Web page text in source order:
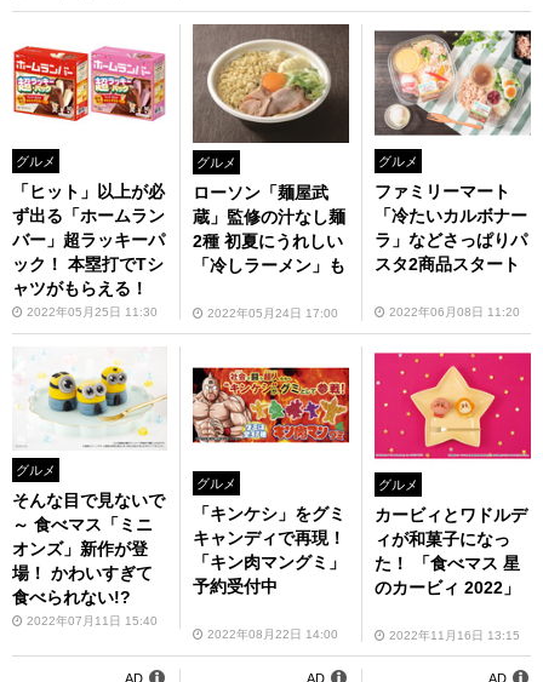
グルメ
「ヒット」以上が必
ず出る「ホームラン
バー」超ラッキーパ
ック！ 本塁打でTシ
ャツがもらえる！
2022年05月25日 11:30
グルメ
ローソン「麺屋武
蔵」監修の汁なし麺
2種 初夏にうれしい
「冷しラーメン」も
2022年05月24日 17:00
グルメ
ファミリーマート
「冷たいカルボナー
ラ」などさっぱりパ
スタ2商品スタート
2022年06月08日 11:20
グルメ
そんな目で見ないで
～ 食べマス「ミニ
オンズ」新作が登
場！ かわいすぎて
食べられない!?
2022年07月11日 15:40
グルメ
「キンケシ」をグミ
キャンディで再現！
「キン肉マングミ」
予約受付中
2022年08月22日 14:00
グルメ
カービィとワドルデ
ィが和菓子になっ
た！ 「食べマス 星
のカービィ 2022」
2022年11月16日 13:15
AD AD AD